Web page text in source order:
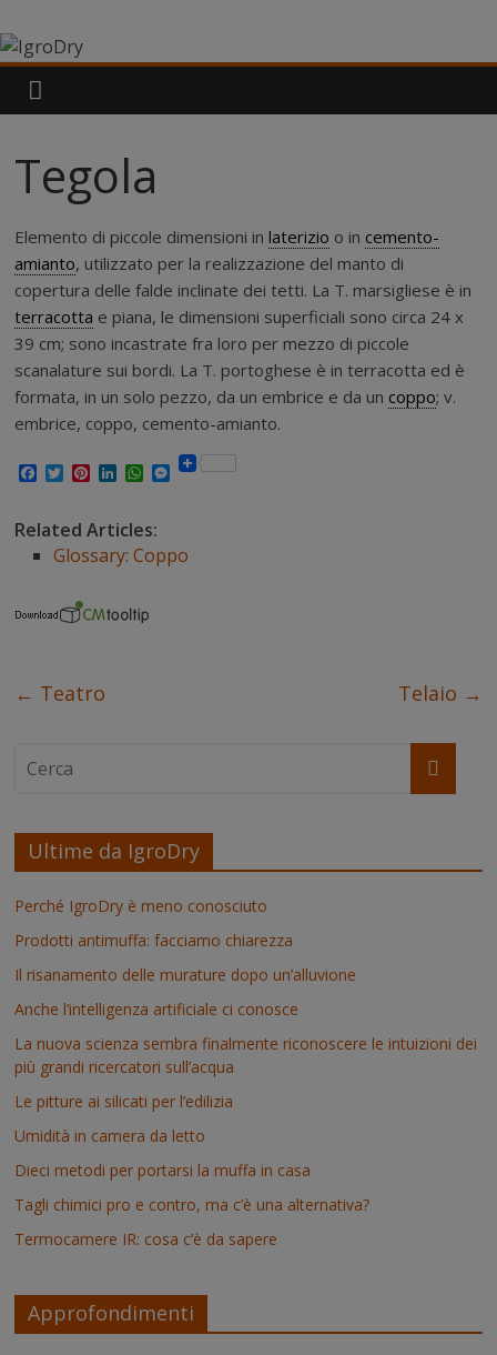
al
contenuto
IgroDry
miglior
per
muri
attualmente
in
commercio
Tegola
Elemento di piccole dimensioni inlaterizio o in cemento-
amianto, utilizzato per la realizzazione del manto di
copertura delle falde inclinate dei tetti. La T. marsigliese è in
terracotta e piana, le dimensioni superficiali sono circa 24 x
39 cm; sono incastrate fra loro per mezzo di piccole
scanalature sui bordi. La T. portoghese è in terracotta ed è
formata, in un solo pezzo, da un embrice e da un coppo; v.
embrice, coppo, cemento-amianto.
F
e
b
o
T
t
t
e
P
t
e
r
t
L
k
e
d
W
t
s
A
M
n
Related Articles:
Glossary: Coppo
← Teatro Telaio →
Ultime da IgroDry
Perché IgroDry è meno conosciuto
Prodotti antimuffa: facciamo chiarezza
Il risanamento delle murature dopo un’alluvione
Anche l’intelligenza artificiale ci conosce
La nuova scienza sembra finalmente riconoscere le intuizioni dei
più grandi ricercatori sull’acqua
Le pitture ai silicati per l’edilizia
Umidità in camera da letto
Dieci metodi per portarsi la muffa in casa
Tagli chimici pro e contro, ma c’è una alternativa?
Termocamere IR: cosa c’è da sapere
Approfondimenti